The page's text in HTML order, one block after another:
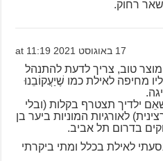
רחוק.
17 באוגוסט 2021 at 11:19
מוצר טוב, צריך לדעת להתנהל
מחיפה לאילת כמו שֶׁיַעֲקוֹבֵנוּ
ילדיך תצטרף בקלות (ובלי
לאורגיות המוניות ביער בן
בדרום תל אביב.
לאילת בכלל ומתי ביקרתי